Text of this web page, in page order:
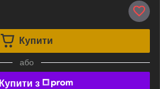
Купити
або
Купити з